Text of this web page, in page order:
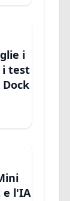
i
i test
Dock
e l'IA